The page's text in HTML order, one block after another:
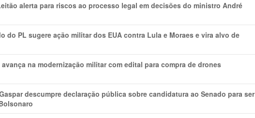
alerta para riscos ao processo legal em decisões do ministro André
do PL sugere ação militar dos EUA contra Lula e Moraes e vira alvo de
avança na modernização militar com edital para compra de drones
descumpre declaração pública sobre candidatura ao Senado para ser